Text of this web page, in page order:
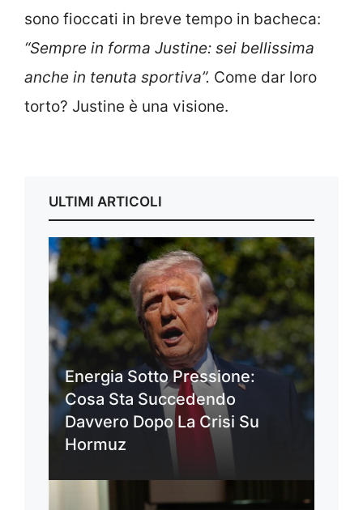
sono fioccati in breve tempo in bacheca:
“Sempre in forma Justine: sei bellissima
anche in tenuta sportiva”. Come dar loro
torto? Justine è una visione.
ULTIMI ARTICOLI
Energia Sotto Pressione:
Cosa Sta Succedendo
Davvero Dopo La Crisi Su
Hormuz